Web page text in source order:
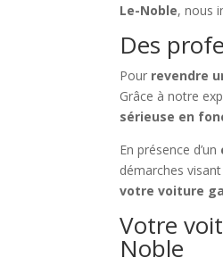
Le-Noble, nous
Des
Pour revendre
Grâce à notre
sérieuse en
En présence d’un
démarches
votre voiture
Votre
Noble